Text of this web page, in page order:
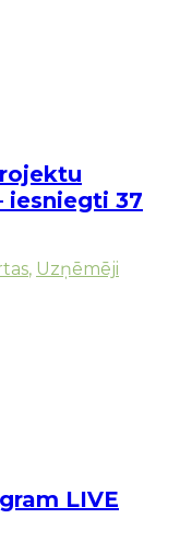
iesniegti 37
, Uzņēmēji
LIVE